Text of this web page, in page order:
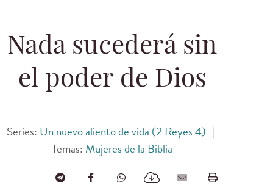
Nada sucederá sin
el poder de Dios
Series: Un nuevo aliento de vida (2 Reyes 4) |
Temas: Mujeres de la Biblia